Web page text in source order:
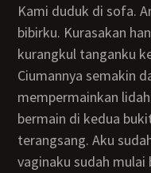
Kami duduk di sofa.
bibirku. Kurasakan
kurangkul tanganku
Ciumannya semakin dalam. Kini lidahnya yang
mempermainkan
bermain di kedua
terangsang. Aku
vaginaku sudah mulai